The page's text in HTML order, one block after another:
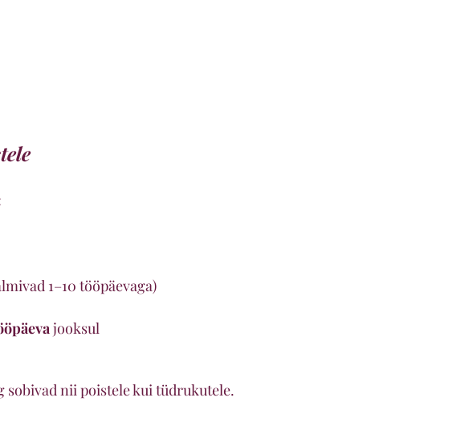
1–10 tööpäevaga)
jooksul
sobivad nii poistele kui tüdrukutele.